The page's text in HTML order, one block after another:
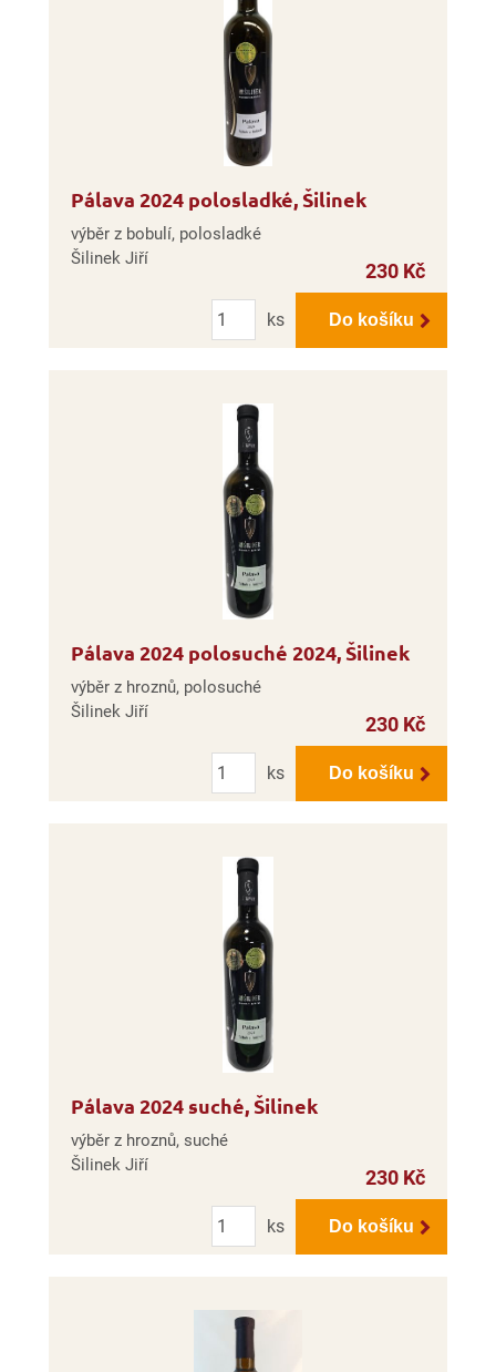
Pálava 2024 polosladké, Šilinek
výběr z bobulí, polosladké
Šilinek Jiří
230 Kč
Počet
ks
Do košíku
Pálava 2024 polosuché 2024, Šilinek
výběr z hroznů, polosuché
Šilinek Jiří
230 Kč
Počet
ks
Do košíku
Pálava 2024 suché, Šilinek
výběr z hroznů, suché
Šilinek Jiří
230 Kč
Počet
ks
Do košíku